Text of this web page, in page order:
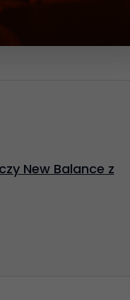
New Balance z